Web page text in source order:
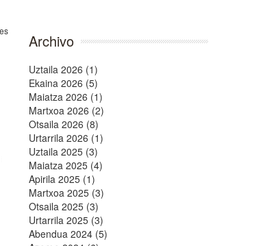
Archivo
Uztaila 2026 (1)
Ekaina 2026 (5)
Maiatza 2026 (1)
Martxoa 2026 (2)
Otsaila 2026 (8)
Urtarrila 2026 (1)
Uztaila 2025 (3)
Maiatza 2025 (4)
Apirila 2025 (1)
Martxoa 2025 (3)
Otsaila 2025 (3)
Urtarrila 2025 (3)
Abendua 2024 (5)